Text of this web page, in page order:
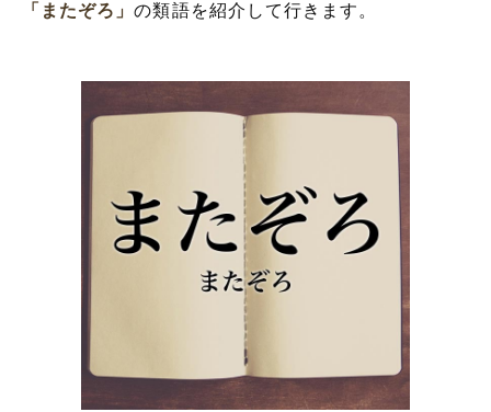
「またぞろ」の類語を紹介して行きます。